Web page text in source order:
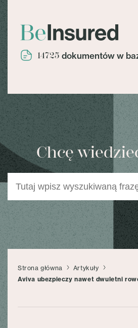
14725 dokumentów w
Chcę
Strona główna
Artykuły
Aviva ubezpieczy nawet dwuletni